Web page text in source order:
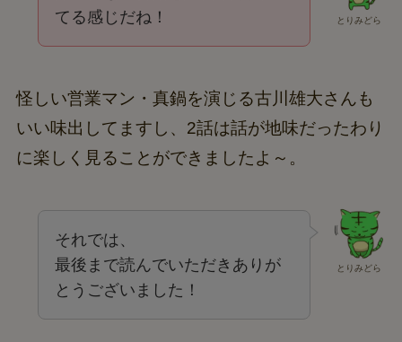
とりみどら
てる感じだね！
怪しい営業マン・真鍋を演じる古川雄大さんも
いい味出してますし、2話は話が地味だったわり
に楽しく見ることができましたよ～。
とりみどら
それでは、
最後まで読んでいただきありが
とうございました！